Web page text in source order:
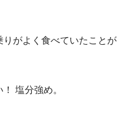
がよく食べていたことが
塩分強め。